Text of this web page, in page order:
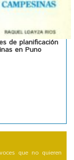
de planificación
en Puno
que no quieren